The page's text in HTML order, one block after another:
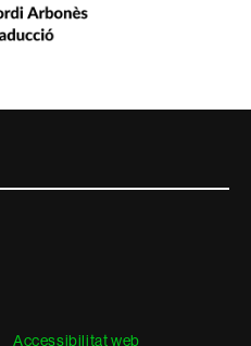
Accessibilitat web